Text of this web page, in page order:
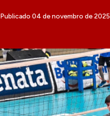
Publicado 04 de novembro de 2025